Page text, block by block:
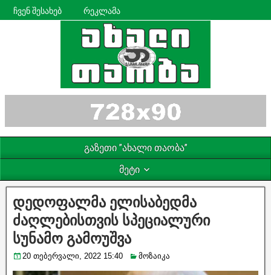
ჩვენ შესახებ რეკლამა
გაზეთი ”ახალი თაობა”
მეტი
დედოფალმა ელისაბედმა
ძაღლებისთვის სპეციალური
სუნამო გამოუშვა
20 თებერვალი, 2022 15:40 მოზაიკა